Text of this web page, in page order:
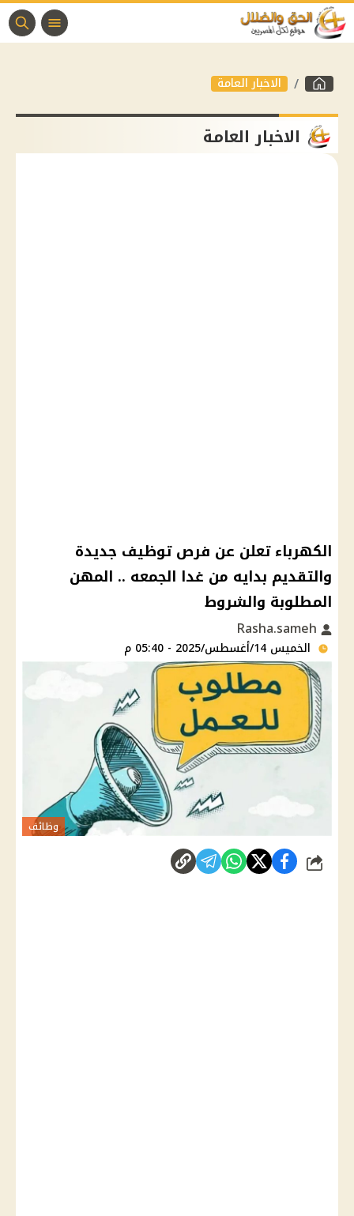
الاخبار العامة
الاخبار العامة
الكهرباء تعلن عن فرص توظيف جديدة
والتقديم بدايه من غدا الجمعه .. المهن
المطلوبة والشروط
الخميس 14/أغسطس/2025 - 05:40 م
وظائف
شارك